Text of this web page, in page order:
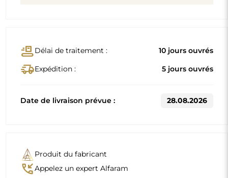
conveyor_beltDélai de traitement : 10 jours ouvrés
delivery_truck_speedExpédition : 5 jours ouvrés
Date de livraison prévue : 28.08.2026
Produit du fabricant
phone_callbackAppelez un expert Alfaram